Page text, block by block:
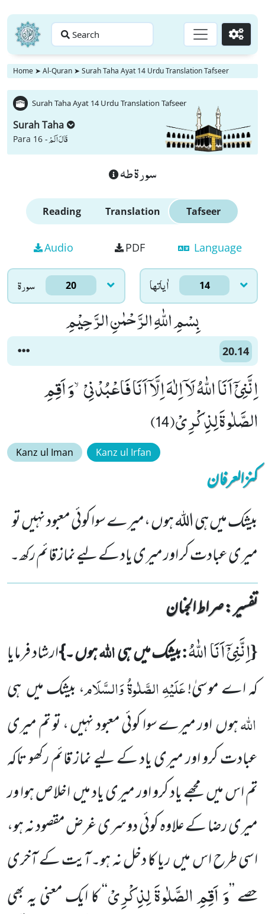
Search Go
Home ➤ Al-Quran ➤ Surah Taha Ayat 14 Urdu Translation Tafseer
Surah Taha Ayat 14 Urdu Translation Tafseer
Surah Taha
Para 16 -قَالَ اَلَمْ
سورة طه
Reading Translation Tafseer
Audio PDF Language
سورۃ 20 اٰياتها 14
بِسْمِ اللّٰهِ الرَّحْمٰنِ الرَّحِیْمِ
20.14
اِنَّنِیْۤ اَنَا اللّٰهُ لَاۤ اِلٰهَ اِلَّاۤ اَنَا فَاعْبُدْنِیْۙ-وَ اَقِمِ
الصَّلٰوةَ لِذِكْرِیْ(14)
Kanz ul Iman Kanz ul Irfan
کنزالعرفان
بیشک میں ہی اللہ ہوں ،میرے سوا کوئی معبود نہیں تو
میری عبادت کر اور میری یاد کے لیے نماز قائم رکھ۔
تفسیر : ‎صراط الجنان
{اِنَّنِیْۤ اَنَا اللّٰهُ:بیشک میںہیاللہہوں ۔}ارشاد فرمایا
کہ اے موسیٰ!عَلَیْہِ الصَّلٰوۃُ وَالسَّلَام، بیشک میںہی
اللہہوںاورمیرے سوا کوئی معبود نہیں ، تو تم میری
عبادت کرو اور میری یاد کے لیے نماز قائم رکھو تاکہ
تم اس میںمجھے یاد کرو اور میری یاد میںاخلاص ہوا ور
میری رضا کے علاوہ کوئی دوسری غرض مقصود نہ ہو،
اسی طرح اس میںریا کا دخل نہ ہو۔آیت کے آخری
حصے’’وَ اَقِمِ الصَّلٰوةَ لِذِكْرِیْ‘‘ کا ایک معنی یہ بھی